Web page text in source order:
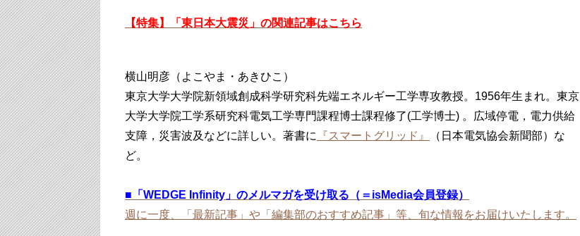
【特集】「東日本大震災」の関連記事はこちら
横山明彦（よこやま・あきひこ）
東京大学大学院新領域創成科学研究科先端エネルギー工学専攻教授。1956年生まれ。東京
大学大学院工学系研究科電気工学専門課程博士課程修了(工学博士) 。広域停電，電力供給
支障，災害波及などに詳しい。著書に
『スマートグリッド』
（日本電気協会新聞部）な
ど。
■ 「WEDGE Infinity」のメルマガを受け取る（＝isMedia会員登録）
週に一度、「最新記事」や「編集部のおすすめ記事」等、旬な情報をお届けいたします。